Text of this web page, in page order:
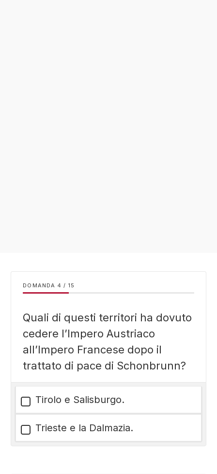
DOMANDA / 15
Quali di questi territori ha dovuto
cedere l’Impero Austriaco
all’Impero Francese dopo il
trattato di pace di Schonbrunn?
Tirolo e Salisburgo.
Trieste e la Dalmazia.